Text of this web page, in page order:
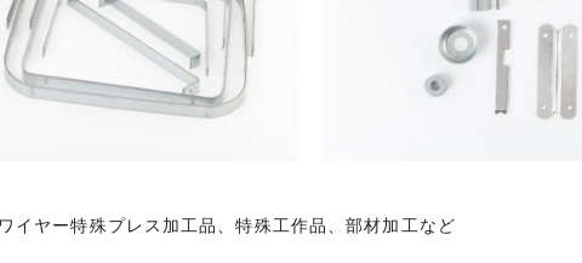
イヤー特殊プレス加工品、特殊工作品、部材加工など